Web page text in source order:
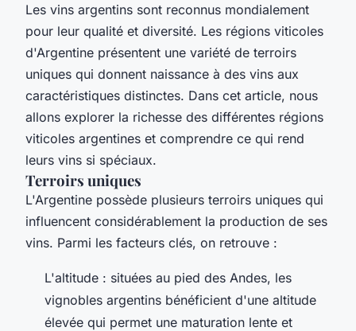
Les vins argentins sont reconnus mondialement
pour leur qualité et diversité. Les régions viticoles
d'Argentine présentent une variété de terroirs
uniques qui donnent naissance à des vins aux
caractéristiques distinctes. Dans cet article, nous
allons explorer la richesse des différentes régions
viticoles argentines et comprendre ce qui rend
leurs vins si spéciaux.
Terroirs uniques
L'Argentine possède plusieurs terroirs uniques qui
influencent considérablement la production de ses
vins. Parmi les facteurs clés, on retrouve :
L'altitude : situées au pied des Andes, les
vignobles argentins bénéficient d'une altitude
élevée qui permet une maturation lente et